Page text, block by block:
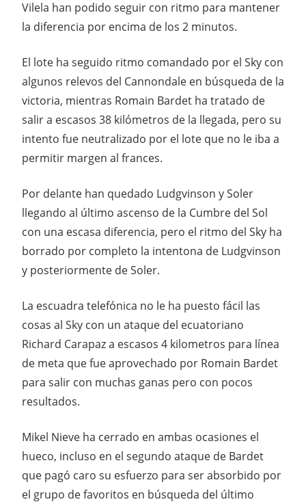
Vilela han podido seguir con ritmo para mantener
la diferencia por encima de los 2 minutos.
El lote ha seguido ritmo comandado por el Sky con
algunos relevos del Cannondale en búsqueda de la
victoria, mientras Romain Bardet ha tratado de
salir a escasos 38 kilómetros de la llegada, pero su
intento fue neutralizado por el lote que no le iba a
permitir margen al frances.
Por delante han quedado Ludgvinson y Soler
llegando al último ascenso de la Cumbre del Sol
con una escasa diferencia, pero el ritmo del Sky ha
borrado por completo la intentona de Ludgvinson
y posteriormente de Soler.
La escuadra telefónica no le ha puesto fácil las
cosas al Sky con un ataque del ecuatoriano
Richard Carapaz a escasos 4 kilometros para línea
de meta que fue aprovechado por Romain Bardet
para salir con muchas ganas pero con pocos
resultados.
Mikel Nieve ha cerrado en ambas ocasiones el
hueco, incluso en el segundo ataque de Bardet
que pagó caro su esfuerzo para ser absorbido por
el grupo de favoritos en búsqueda del último